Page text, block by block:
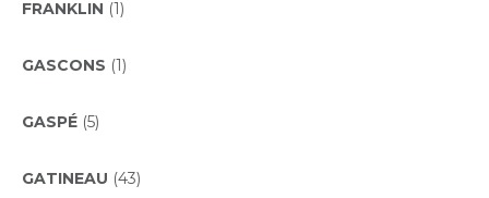
FRANKLIN (1)
GASCONS (1)
GASPÉ (5)
GATINEAU (43)